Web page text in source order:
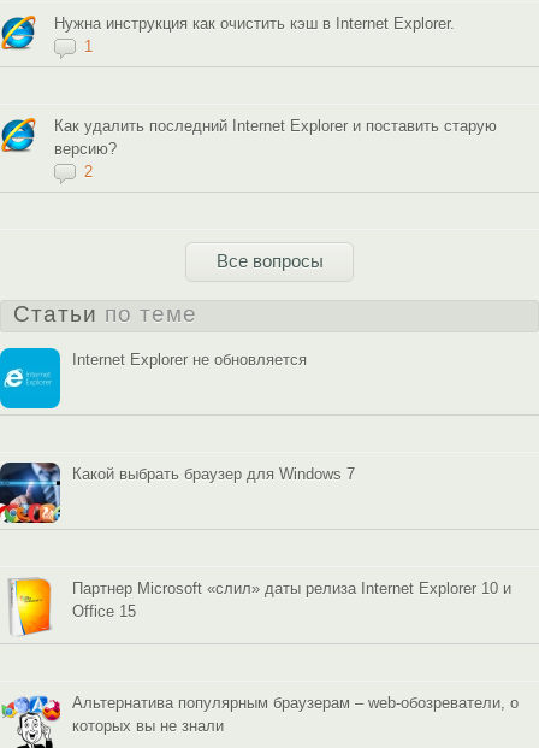
Нужна инструкция как очистить кэш в Internet Explorer.
1
Как удалить последний Internet Explorer и поставить старую
версию?
2
Все вопросы
Статьи по теме
Internet Explorer не обновляется
Какой выбрать браузер для Windows 7
Партнер Microsoft «слил» даты релиза Internet Explorer 10 и
Office 15
Альтернатива популярным браузерам – web-обозреватели, о
которых вы не знали